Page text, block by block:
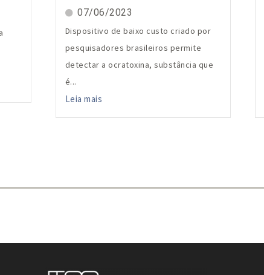
07/06/2023
Dispositivo de baixo custo criado por
pesquisadores brasileiros permite
detectar a ocratoxina, substância que
é...
Leia mais